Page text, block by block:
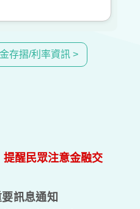
存摺/利率資訊 >
提醒民眾注意金融交
訊息通知